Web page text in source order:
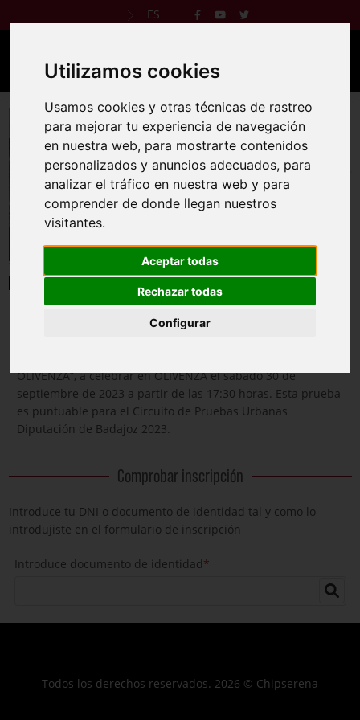
Utilizamos cookies
Usamos cookies y otras técnicas de rastreo
para mejorar tu experiencia de navegación
en nuestra web, para mostrarte contenidos
personalizados y anuncios adecuados, para
analizar el tráfico en nuestra web y para
comprender de donde llegan nuestros
visitantes.
Aceptar todas
Rechazar todas
Configurar
ES
II Carrera Popular Ciudad de Olivenza
30 sept 2023
OLIVENZA”, a celebrar en OLIVENZA el sábado 30 de
septiembre de 2023 a partir de las 17:30 horas. Esta prueba
es puntuable para el Circuito de Pruebas Urbanas
Diputación de Badajoz 2023.
Comprobar inscripción
Introduce tu DNI o documento de identidad tal y como lo
introdujiste en el formulario de inscripción
Introduce documento de identidad*
Todos los derechos reservados. 2026 © Chipserena